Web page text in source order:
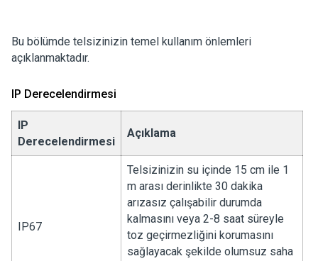
Bu bölümde telsizinizin temel kullanım önlemleri
açıklanmaktadır.
IP Derecelendirmesi
IP
Derecelendirmesi
Açıklama
IP67
Telsizinizin su içinde 15 cm ile 1
m arası derinlikte 30 dakika
arızasız çalışabilir durumda
kalmasını veya 2-8 saat süreyle
toz geçirmezliğini korumasını
sağlayacak şekilde olumsuz saha